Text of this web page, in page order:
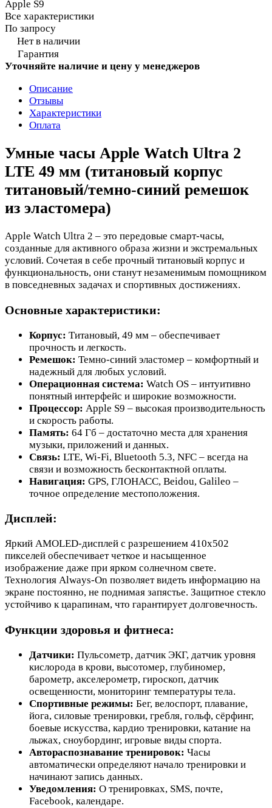
Apple S9
Все характеристики
По запросу
Нет в наличии
Гарантия
Уточняйте наличие и цену у менеджеров
Описание
Отзывы
Характеристики
Оплата
Умные часы Apple Watch Ultra 2
LTE 49 мм (титановый корпус
титановый/темно-синий ремешок
из эластомера)
Apple Watch Ultra 2 – это передовые смарт-часы,
созданные для активного образа жизни и экстремальных
условий. Сочетая в себе прочный титановый корпус и
функциональность, они станут незаменимым помощником
в повседневных задачах и спортивных достижениях.
Основные характеристики:
Корпус: Титановый, 49 мм – обеспечивает
прочность и легкость.
Ремешок: Темно-синий эластомер – комфортный и
надежный для любых условий.
Операционная система: Watch OS – интуитивно
понятный интерфейс и широкие возможности.
Процессор: Apple S9 – высокая производительность
и скорость работы.
Память: 64 Гб – достаточно места для хранения
музыки, приложений и данных.
Связь: LTE, Wi-Fi, Bluetooth 5.3, NFC – всегда на
связи и возможность бесконтактной оплаты.
Навигация: GPS, ГЛОНАСС, Beidou, Galileo –
точное определение местоположения.
Дисплей:
Яркий AMOLED-дисплей с разрешением 410x502
пикселей обеспечивает четкое и насыщенное
изображение даже при ярком солнечном свете.
Технология Always-On позволяет видеть информацию на
экране постоянно, не поднимая запястье. Защитное стекло
устойчиво к царапинам, что гарантирует долговечность.
Функции здоровья и фитнеса:
Датчики: Пульсометр, датчик ЭКГ, датчик уровня
кислорода в крови, высотомер, глубиномер,
барометр, акселерометр, гироскоп, датчик
освещенности, мониторинг температуры тела.
Спортивные режимы: Бег, велоспорт, плавание,
йога, силовые тренировки, гребля, гольф, сёрфинг,
боевые искусства, кардио тренировки, катание на
лыжах, сноубординг, игровые виды спорта.
Автораспознавание тренировок: Часы
автоматически определяют начало тренировки и
начинают запись данных.
Уведомления: О тренировках, SMS, почте,
Facebook, календаре.